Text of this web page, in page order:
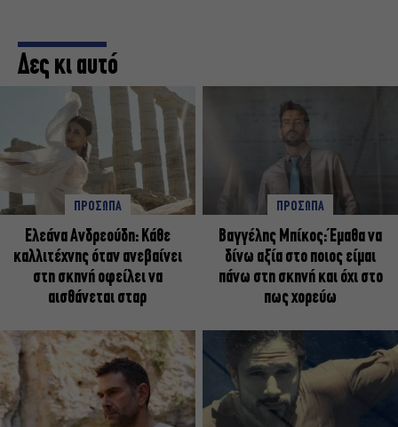
Δες κι αυτό
ΠΡΟΣΩΠΑ
Ελεάνα Ανδρεούδη: Κάθε
καλλιτέχνης όταν ανεβαίνει
στη σκηνή οφείλει να
αισθάνεται σταρ
ΠΡΟΣΩΠΑ
Βαγγέλης Μπίκος: Έμαθα να
δίνω αξία στο ποιος είμαι
πάνω στη σκηνή και όχι στο
πως χορεύω